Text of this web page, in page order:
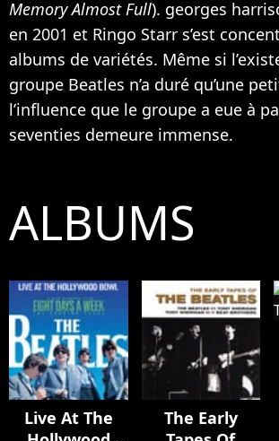
Memory Almost Full). georges
en 2001 et Ringo Starr s’est
albums de variétés. Même si
groupe Beatles n’a duré qu’une
l’influence que le groupe a eue à
seventies demeure immense.
ALBUMS
Live At The
The Early